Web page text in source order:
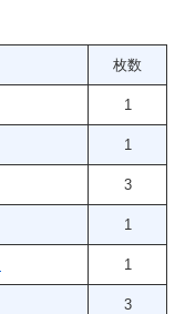
枚数
1
1
3
1
1
3